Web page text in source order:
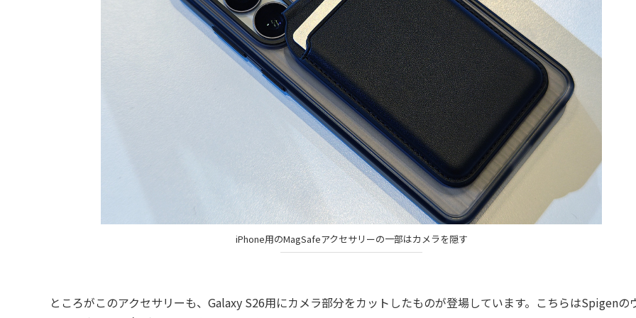
iPhone用のMagSafeアクセサリーの一部はカメラを隠す
ところがこのアクセサリーも、Galaxy S26用にカメラ部分をカットしたものが登場しています。こちらはSpigenの